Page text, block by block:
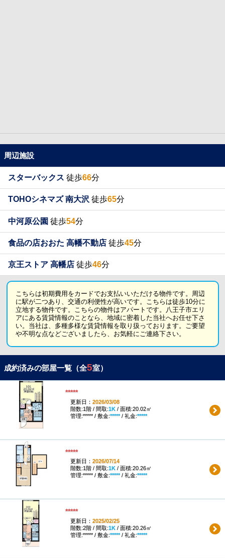
周辺施設
スターバックス 徒歩66分
TOHOシネマズ 南大沢 徒歩65分
中河原公園 徒歩54分
食品の店おおた 高幡不動店 徒歩45分
京王ストア 高幡店 徒歩46分
こちらは初期費用をカードでお支払いいただける物件です。周辺
に駅が二つあり、交通の利便性が高いです。こちらは徒歩10分に
立地する物件です。こちらの物件はアパートです。八王子市エリ
アにある賃貸情報のことなら、地域に密着した当社へお任せ下さ
い。当社は、多種多様な賃貸情報を取り扱っております。ご要望
や不明な点などございましたら、お気軽にご連絡下さい。
成約済みの部屋一覧（全5室）
*****
更新日： 2026/03/08
階数:1階 / 間取:1K/ 面積:20.02㎡
管理:***** / 敷金:*****/ 礼金:*****
*****
更新日： 2026/07/14
階数:1階 / 間取:1K/ 面積:20.26㎡
管理:***** / 敷金:*****/ 礼金:*****
*****
更新日： 2025/02/25
階数:2階 / 間取:1K/ 面積:20.26㎡
管理:***** / 敷金:*****/ 礼金:*****